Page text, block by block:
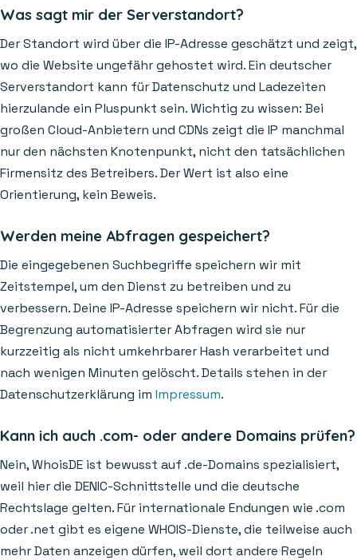
Was sagt mir der Serverstandort?
Der Standort wird über die IP-Adresse geschätzt und zeigt,
wo die Website ungefähr gehostet wird. Ein deutscher
Serverstandort kann für Datenschutz und Ladezeiten
hierzulande ein Pluspunkt sein. Wichtig zu wissen: Bei
großen Cloud-Anbietern und CDNs zeigt die IP manchmal
nur den nächsten Knotenpunkt, nicht den tatsächlichen
Firmensitz des Betreibers. Der Wert ist also eine
Orientierung, kein Beweis.
Werden meine Abfragen gespeichert?
Die eingegebenen Suchbegriffe speichern wir mit
Zeitstempel, um den Dienst zu betreiben und zu
verbessern. Deine IP-Adresse speichern wir nicht. Für die
Begrenzung automatisierter Abfragen wird sie nur
kurzzeitig als nicht umkehrbarer Hash verarbeitet und
nach wenigen Minuten gelöscht. Details stehen in der
Datenschutzerklärung im Impressum.
Kann ich auch .com- oder andere Domains prüfen?
Nein, WhoisDE ist bewusst auf .de-Domains spezialisiert,
weil hier die DENIC-Schnittstelle und die deutsche
Rechtslage gelten. Für internationale Endungen wie .com
oder .net gibt es eigene WHOIS-Dienste, die teilweise auch
mehr Daten anzeigen dürfen, weil dort andere Regeln